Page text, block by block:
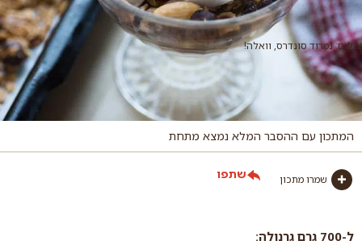
צילום: נמרוד סונדרס, וואלה!
המתכון עם ההסבר המלא נמצא מתחת
שמרו מתכון שתפו
ל-700 גרם גרנולה: